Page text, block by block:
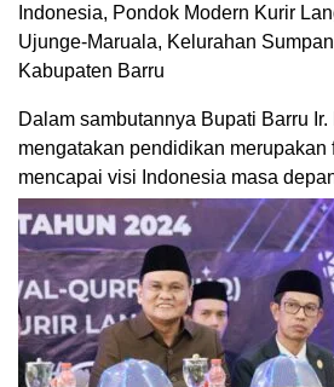
Indonesia, Pondok Modern Kurir
Ujunge-Maruala, Kelurahan
Kabupaten Barru
Dalam sambutannya Bupati Barru
mengatakan pendidikan merupakan
mencapai visi Indonesia masa